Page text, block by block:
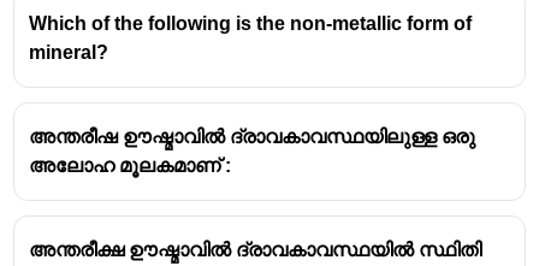
Which of the following is the non-metallic form of
mineral?
അന്തരീഷ ഊഷ്മാവിൽ ദ്രാവകാവസ്ഥയിലുള്ള ഒരു
അലോഹ മൂലകമാണ് :
അന്തരീക്ഷ ഊഷ്മാവിൽ ദ്രാവകാവസ്ഥയിൽ സ്ഥിതി